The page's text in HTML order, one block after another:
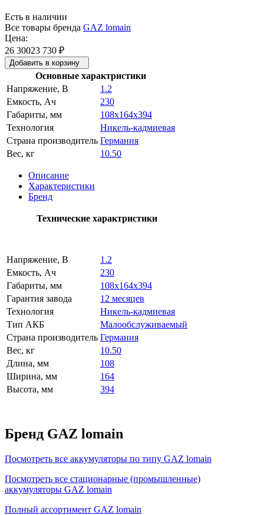
Есть в наличии
Все товары бренда GAZ lomain
Цена:
26 30023 730 ₽
Добавить в корзину
Основные характристики
Напряжение, В
1.2
Емкость, Ач
230
Габариты, мм
108x164x394
Технология
Никель-кадмиевая
Страна производитель Германия
Вес, кг
10.50
Описание
Характеристики
Бренд
Технические характристики
Напряжение, В
1.2
Емкость, Ач
230
Габариты, мм
108x164x394
Гарантия завода
12 месяцев
Технология
Никель-кадмиевая
Тип АКБ
Малообслуживаемый
Страна производитель Германия
Вес, кг
10.50
Длина, мм
108
Ширина, мм
164
Высота, мм
394
Бренд GAZ lomain
Посмотреть все аккумуляторы по типу GAZ lomain
Посмотреть все стационарные (промышленные)
аккумуляторы GAZ lomain
Полный ассортимент GAZ lomain